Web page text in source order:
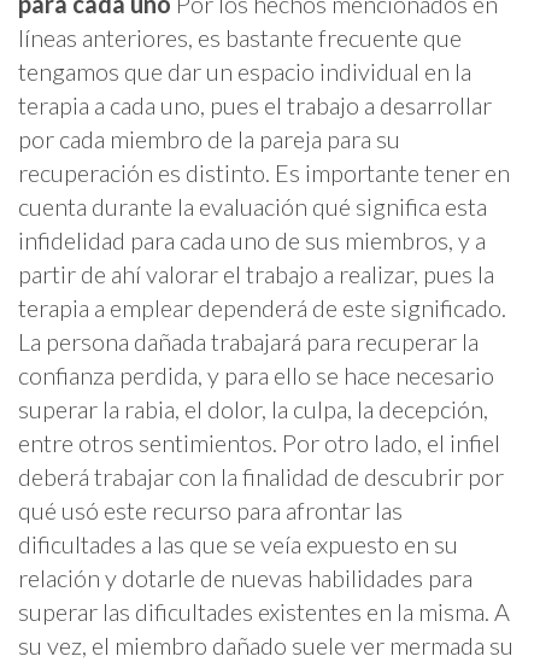
líneas anteriores, es bastante frecuente que
tengamos que dar un espacio individual en la
terapia a cada uno, pues el trabajo a desarrollar
por cada miembro de la pareja para su
recuperación es distinto. Es importante tener en
cuenta durante la evaluación qué significa esta
infidelidad para cada uno de sus miembros, y a
partir de ahí valorar el trabajo a realizar, pues la
terapia a emplear dependerá de este significado.
La persona dañada trabajará para recuperar la
confianza perdida, y para ello se hace necesario
superar la rabia, el dolor, la culpa, la decepción,
entre otros sentimientos. Por otro lado, el infiel
deberá trabajar con la finalidad de descubrir por
qué usó este recurso para afrontar las
dificultades a las que se veía expuesto en su
relación y dotarle de nuevas habilidades para
superar las dificultades existentes en la misma. A
su vez, el miembro dañado suele ver mermada su